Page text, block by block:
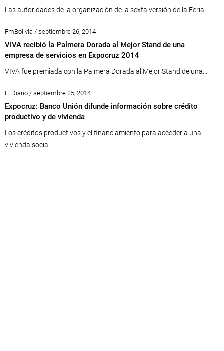
Las autoridades de la organización de la sexta versión de la Feria...
FmBolivia / septiembre 26, 2014
VIVA recibió la Palmera Dorada al Mejor Stand de una
empresa de servicios en Expocruz 2014
VIVA fue premiada con la Palmera Dorada al Mejor Stand de una...
El Diario / septiembre 25, 2014
Expocruz: Banco Unión difunde información sobre crédito
productivo y de vivienda
Los créditos productivos y el financiamiento para acceder a una
vivienda social...